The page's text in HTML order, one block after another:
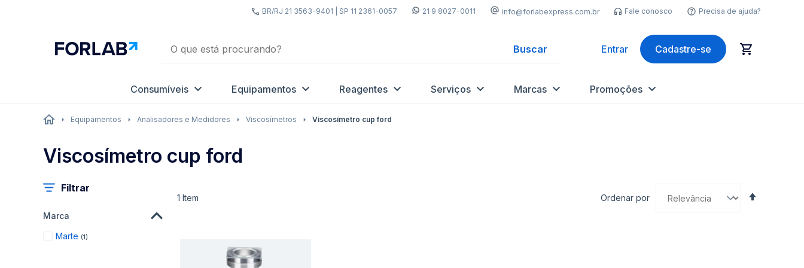
BR/RJ 21 3563-9401 | SP 11 2361-0057 21 9 8027-0011 info@forlabexpress.com.br Fale conosco Precisa de ajuda?
Buscar Entrar Cadastre-se
Consumíveis Equipamentos Reagentes Serviços Marcas Promoções
Equipamentos Analisadores e Medidores Viscosímetros Viscosímetro cup ford
Viscosímetro cup ford
1 Item Ordenar por
Filtrar
Marca
Marte 1item